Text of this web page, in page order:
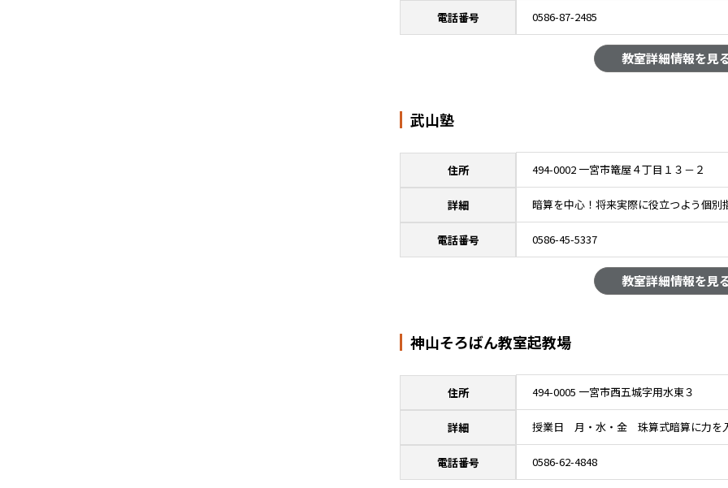
電話番号 0586-87-2485
教室詳細情報を見
武山塾
住所 494-0002 一宮市篭屋４丁目１３－２
詳細 暗算を中心！将来実際に役立つよう個別
電話番号 0586-45-5337
教室詳細情報を見
神山そろばん教室起教場
住所 494-0005 一宮市西五城字用水東３
詳細 授業日 月・水・金 珠算式暗算に力を入
電話番号 0586-62-4848